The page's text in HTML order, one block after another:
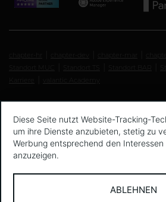
Diese Seite nutzt Website-Tracking-
um ihre Dienste anzubieten, stetig zu
Werbung entsprechend den
anzuzeigen.
ABLEHNEN